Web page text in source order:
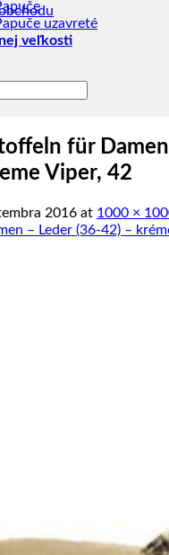
uzavreté
veľkosti
für
Viper, 42
2016 at 1000 ×
– Leder (36-42) –